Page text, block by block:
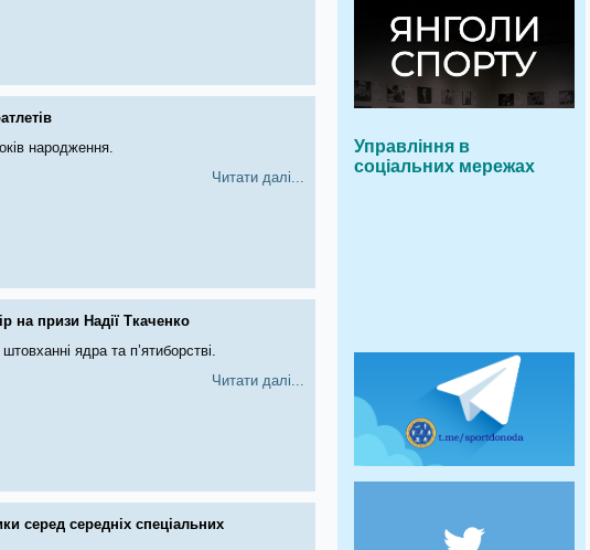
народження.
Читати далі...
на призи Надії Ткаченко
ядра та п’ятиборстві.
Читати далі...
серед середніх спеціальних
Управління в
соціальних мережах